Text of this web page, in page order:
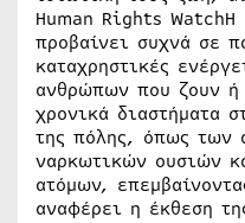
Human Rights WatchΗ
προβαίνει συχνά σε
καταχρηστικές
ανθρώπων που ζουν ή
χρονικά διαστήματα
της πόλης, όπως των
ναρκωτικών ουσιών
ατόμων,
αναφέρει η έκθεση